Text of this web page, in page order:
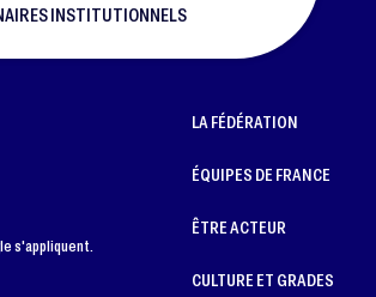
INSTITUTIONNELS
s'appliquent.
LA FÉDÉRATION
ÉQUIPES DE FRANCE
ÊTRE ACTEUR
CULTURE ET GRADES